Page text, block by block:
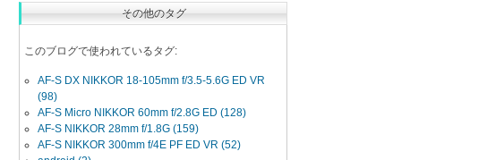
その他のタグ
このブログで使われているタグ:
AF-S DX NIKKOR 18-105mm f/3.5-5.6G ED VR
(98)
AF-S Micro NIKKOR 60mm f/2.8G ED (128)
AF-S NIKKOR 28mm f/1.8G (159)
AF-S NIKKOR 300mm f/4E PF ED VR (52)